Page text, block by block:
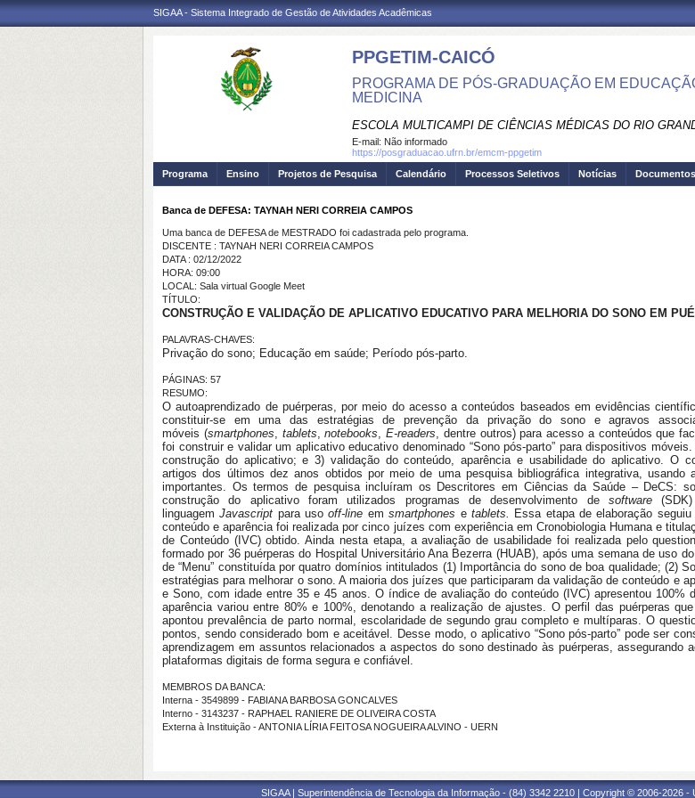
SIGAA - Sistema Integrado de Gestão de Atividades Acadêmicas
PPGETIM-CAICÓ
PROGRAMA DE PÓS-GRADUAÇÃO EM
MEDICINA
ESCOLA MULTICAMPI DE CIÊNCIAS MÉDICAS DO RIO
E-mail: Não informado
https://posgraduacao.ufrn.br/emcm-ppgetim
Programa
Ensino Projetos de Pesquisa Calendário Processos Seletivos Notícias Documentos
Banca de DEFESA: TAYNAH NERI CORREIA CAMPOS
Uma banca de DEFESA de MESTRADO foi cadastrada pelo programa.
DISCENTE : TAYNAH NERI CORREIA CAMPOS
DATA : 02/12/2022
HORA: 09:00
LOCAL: Sala virtual Google Meet
TÍTULO:
CONSTRUÇÃO E VALIDAÇÃO DE APLICATIVO EDUCATIVO PARA MELHORIA DO SONO EM
PALAVRAS-CHAVES:
Privação do sono; Educação em saúde; Período pós-parto.
PÁGINAS: 57
RESUMO:
O autoaprendizado de puérperas, por meio do acesso a conteúdos baseados em evidências
constituir-se em uma das estratégias de prevenção da privação do sono e agravos
móveis (smartphones, tablets,notebooks, E-readers, dentre outros) para acesso a conteúdos que
foi construir e validar um aplicativo educativo denominado “Sono pós-parto” para dispositivos
construção do aplicativo; e 3) validação do conteúdo, aparência e usabilidade do aplicativo. O
artigos dos últimos dez anos obtidos por meio de uma pesquisa bibliográfica integrativa,
importantes. Os termos de pesquisa incluíram os Descritores em Ciências da Saúde – DeCS:
construção do aplicativo foram utilizados programas
de desenvolvimento desoftware
linguagemJavascript para usooff-line emsmartphones e tablets. Essa etapa de elaboração
conteúdo e aparência foi realizada por cinco juízes com experiência em Cronobiologia Humana e
de Conteúdo (IVC) obtido. Ainda nesta etapa, a avaliação de usabilidade foi realizada pelo
formado por 36 puérperas do Hospital Universitário Ana Bezerra (HUAB), após uma semana de uso
de “Menu” constituída por quatro domínios intitulados (1) Importância do sono de boa qualidade; (2)
estratégias para melhorar o sono. A maioria dos juízes que participaram da validação de conteúdo e
e Sono, com idade entre 35 e 45 anos. O índice de avaliação do conteúdo (IVC) apresentou
aparência variou entre 80% e 100%, denotando a realização de ajustes. O perfil das puérperas
apontou prevalência de parto normal, escolaridade de segundo grau completo e multíparas. O
pontos, sendo considerado bom e aceitável. Desse modo, o aplicativo “Sono pós-parto” pode ser
aprendizagem em assuntos relacionados a aspectos do sono destinado às puérperas, assegurando
plataformas digitais de forma segura e confiável.
MEMBROS DA BANCA:
Interna - 3549899 - FABIANA BARBOSA GONCALVES
Interno - 3143237 - RAPHAEL RANIERE DE OLIVEIRA COSTA
Externa à Instituição - ANTONIA LÍRIA FEITOSA NOGUEIRA ALVINO - UERN
SIGAA | Superintendência de Tecnologia da Informação - (84) 3342 2210 | Copyright © 2006-2026